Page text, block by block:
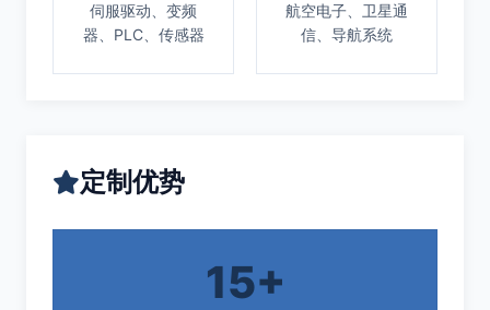
伺服驱动、变频
器、PLC、传感器
航空电子、卫星通
信、导航系统
定制优势
15+